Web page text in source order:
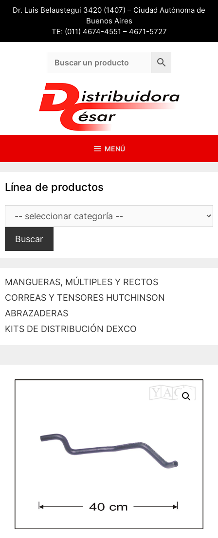
SaltarDr. Luis Belaustegui 3420 (1407) – Ciudad Autónoma de
Buenos Aires
TE: (011) 4674-4551 – 4671-5727
MENÚ
Línea de productos
Buscar
MANGUERAS, MÚLTIPLES Y RECTOS
CORREAS Y TENSORES HUTCHINSON
ABRAZADERAS
KITS DE DISTRIBUCIÓN DEXCO